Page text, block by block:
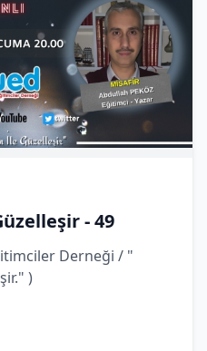
- 49
Derneği / "
)